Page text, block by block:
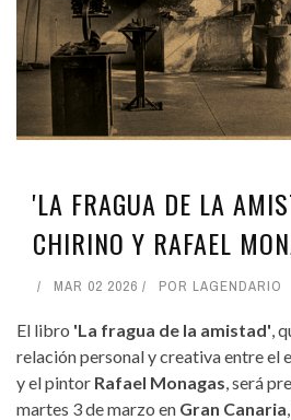
'LA FRAGUA DE LA
CHIRINO Y RAFAEL
MAR 02 2026 POR LAGENDARIO
El libro 'La fragua de la amistad',
relación personal y creativa entre el
y el pintor Rafael Monagas, será
martes 3 de marzo en Gran Canaria